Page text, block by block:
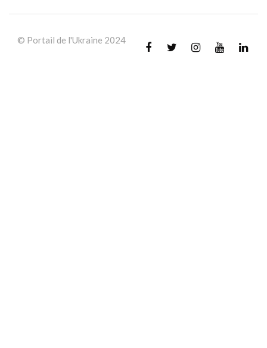
© Portail de l'Ukraine 2024